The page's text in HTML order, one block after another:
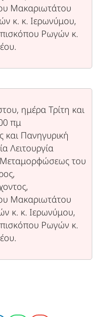
Μακαριωτάτου
κ. κ. Ιερωνύμου,
Ρωγών κ.
ημέρα Τρίτη και
πμ
και Πανηγυρική
Λειτουργία
Μεταμορφώσεως του
Μακαριωτάτου
κ. κ. Ιερωνύμου,
Ρωγών κ.